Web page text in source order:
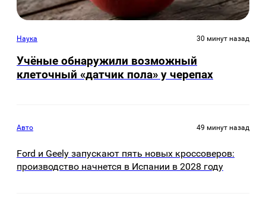
Наука 30 минут назад
Учёные обнаружили возможный
клеточный «датчик пола» у черепах
Авто 49 минут назад
Ford и Geely запускают пять новых кроссоверов:
производство начнется в Испании в 2028 году